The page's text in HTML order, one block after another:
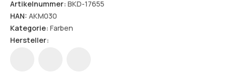
Artikelnummer: BKD-17655
HAN: AKM030
Kategorie: Farben
Hersteller: